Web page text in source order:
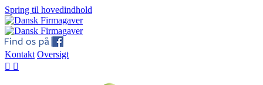
Spring til hovedindhold
Kontakt Oversigt
 